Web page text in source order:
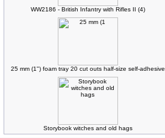
WW2186 - British Infantry with Rifles II (4)
25 mm (1") foam tray 20 cut outs half-size self-adhesive
Storybook witches and old hags